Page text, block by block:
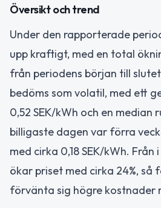
Översikt och trend
Under den rapporterade
upp kraftigt, med en total
från periodens början till
bedöms som volatil, med ett
0,52 SEK/kWh och en median
billigaste dagen var förra
med cirka 0,18 SEK/kWh.
ökar priset med cirka 24%, så
förvänta sig högre kostnader